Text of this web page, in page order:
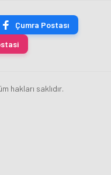
erdi
Çumra Postası
hakları saklıdır.